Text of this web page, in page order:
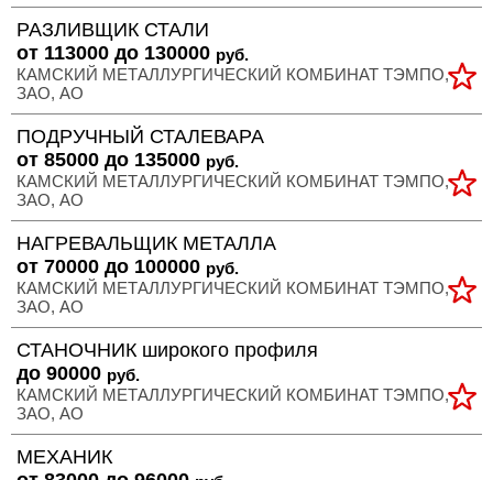
РАЗЛИВЩИК СТАЛИ
от 113000 до 130000 руб.
КАМСКИЙ МЕТАЛЛУРГИЧЕСКИЙ КОМБИНАТ ТЭМПО,
ЗАО, АО
ПОДРУЧНЫЙ СТАЛЕВАРА
от 85000 до 135000 руб.
КАМСКИЙ МЕТАЛЛУРГИЧЕСКИЙ КОМБИНАТ ТЭМПО,
ЗАО, АО
НАГРЕВАЛЬЩИК МЕТАЛЛА
от 70000 до 100000 руб.
КАМСКИЙ МЕТАЛЛУРГИЧЕСКИЙ КОМБИНАТ ТЭМПО,
ЗАО, АО
СТАНОЧНИК широкого профиля
до 90000 руб.
КАМСКИЙ МЕТАЛЛУРГИЧЕСКИЙ КОМБИНАТ ТЭМПО,
ЗАО, АО
МЕХАНИК